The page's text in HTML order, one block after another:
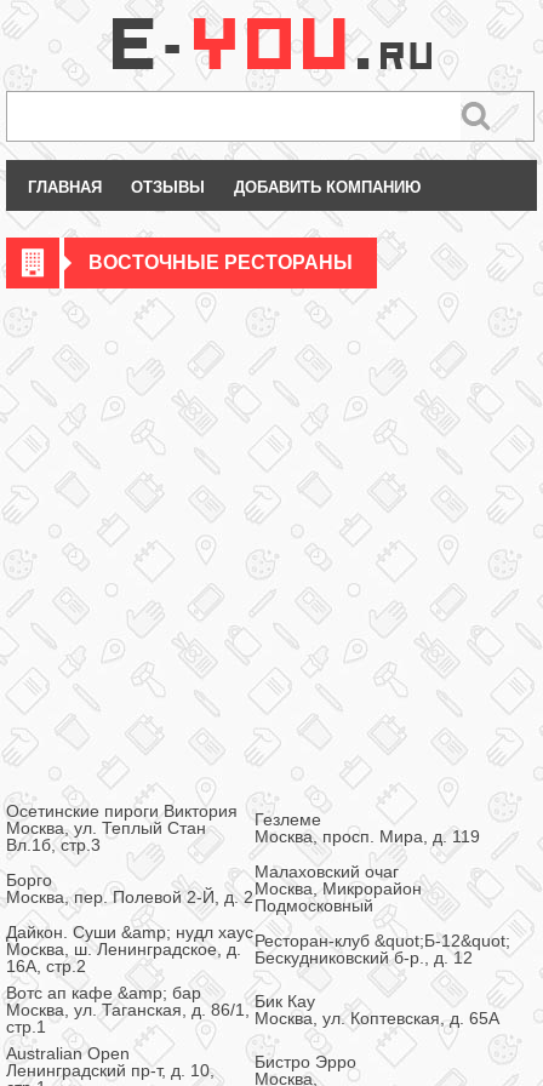
ГЛАВНАЯ ОТЗЫВЫ ДОБАВИТЬ КОМПАНИЮ
ВОСТОЧНЫЕ РЕСТОРАНЫ
Осетинские пироги Виктория
Москва, ул. Теплый Стан
Вл.1б, стр.3
Гезлеме
Москва, просп. Мира, д. 119
Борго
Москва, пер. Полевой 2-Й, д. 2
Малаховский очаг
Москва, Микрорайон
Подмосковный
Дайкон. Суши &amp; нудл хаус
Москва, ш. Ленинградское, д.
16А, стр.2
Ресторан-клуб &quot;Б-12&quot;
Бескудниковский б-р., д. 12
Вотс ап кафе &amp; бар
Москва, ул. Таганская, д. 86/1,
стр.1
Бик Кау
Москва, ул. Коптевская, д. 65А
Australian Open
Ленинградский пр-т, д. 10,
Бистро Эрро
Москва,